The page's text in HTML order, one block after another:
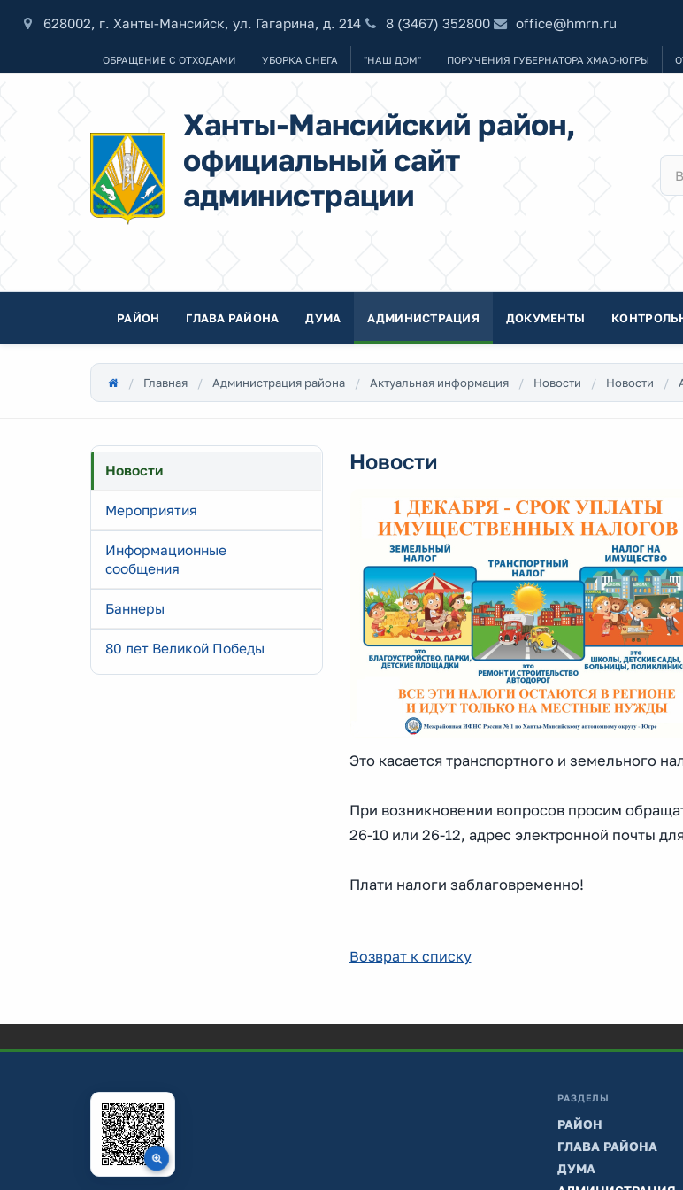
628002, г. Ханты-Мансийск, ул. Гагарина, д. 214 8 (3467) 352800 office@hmrn.ru
ОБРАЩЕНИЕ С ОТХОДАМИ УБОРКА СНЕГА "НАШ ДОМ" ПОРУЧЕНИЯ ГУБЕРНАТОРА ХМАО-ЮГРЫ
Ханты-Мансийский район,
официальный сайт
администрации
РАЙОН ГЛАВА РАЙОНА ДУМА АДМИНИСТРАЦИЯ ДОКУМЕНТЫ
Главная Администрация района Актуальная информация Новости Новости
Новости
Мероприятия
Информационные
сообщения
Баннеры
80 лет Великой Победы
Новости
Это касается транспортного и земельного
При возникновении вопросов просим
26-10 или 26-12, адрес электронной почты
Плати налоги заблаговременно!
Возврат к списку
РАЗДЕЛЫ
РАЙОН
ГЛАВА РАЙОНА
ДУМА